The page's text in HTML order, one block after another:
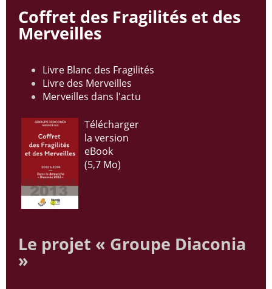
d'Orient
Tags
—
2007
2008
2009
2010
2011
2014
2015
2016
2017
2019
Coffret des Fragilités et des
Merveilles
Livre Blanc des Fragilités
Livre des Merveilles
Merveilles dans l'actu
Télécharger
la version
eBook
(5,7 Mo)
Le projet « Groupe Diaconia
»